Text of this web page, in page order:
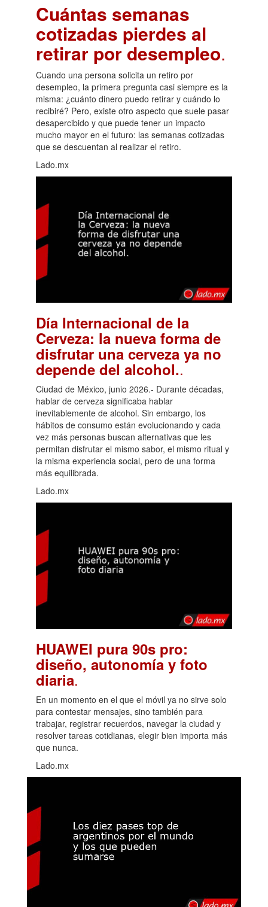
Cuántas semanas
cotizadas pierdes al
retirar por desempleo.
Cuando una persona solicita un retiro por
desempleo, la primera pregunta casi siempre es la
misma: ¿cuánto dinero puedo retirar y cuándo lo
recibiré? Pero, existe otro aspecto que suele pasar
desapercibido y que puede tener un impacto
mucho mayor en el futuro: las semanas cotizadas
que se descuentan al realizar el retiro.
Lado.mx
Día Internacional de la
Cerveza: la nueva forma de
disfrutar una cerveza ya no
depende del alcohol..
Ciudad de México, junio 2026.- Durante décadas,
hablar de cerveza significaba hablar
inevitablemente de alcohol. Sin embargo, los
hábitos de consumo están evolucionando y cada
vez más personas buscan alternativas que les
permitan disfrutar el mismo sabor, el mismo ritual y
la misma experiencia social, pero de una forma
más equilibrada.
Lado.mx
HUAWEI pura 90s pro:
diseño, autonomía y foto
diaria.
En un momento en el que el móvil ya no sirve solo
para contestar mensajes, sino también para
trabajar, registrar recuerdos, navegar la ciudad y
resolver tareas cotidianas, elegir bien importa más
que nunca.
Lado.mx